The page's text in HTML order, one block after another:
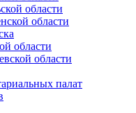
области
области
области
области
палат